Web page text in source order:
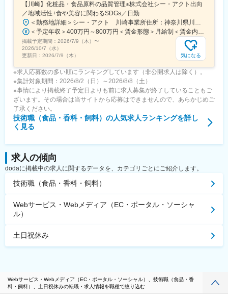
【川崎】化粧品・食品原料の品質管理※株式会社シー・アクト出向
／地域活性+食や美容に関わるSDGs／日勤
＜勤務地詳細＞シー・アクト 川崎事業所住所：神奈川県川崎市川崎区殿町２丁目17-8 川崎事業所勤務地最寄駅：太子線／小島新田駅受動喫煙対策：敷地内喫煙可能場所あり変更の範囲：会社の定める事業所
＜予定年収＞400万円～800万円＜賃金形態＞月給制＜賃金内訳＞月額（基本給）：240,000円～485,000円＜月給＞240,000円～485,000円＜昇給有無＞有＜残業手当＞有＜給与補足＞【賞与】年2回（3月 / 9月）【昇給】年1回（1月）※年齢・経験を考慮の上、決定いたします。賃金はあくまでも目安の金額であり、選考を通じて上下する可能性があります。月給(月額)は固定手当を含めた表記です。
掲載予定期間： 2026/7/9（木） 〜
2026/10/7（水）
更新日： 2026/7/9（木） 気になる
※求人応募数の多い順にランキングしています（非公開求人は除く）。
※集計対象期間：2026/8/2（日）～2026/8/8（土）
※事情により掲載終了予定日よりも前に求人募集が終了していることもご
ざいます。その場合は当サイトから応募はできませんので、あらかじめご
了承ください。
技術職（食品・香料・飼料） の人気求人ランキングを詳し
く見る
求人の傾向
dodaに掲載中の求人に関するデータを、カテゴリごとにご紹介します。
技術職（食品・香料・飼料）
Webサービス・Webメディア（EC・ポータル・ソーシャ
ル）
土日祝休み
Webサービス・Webメディア（EC・ポータル・ソーシャル）、技術職（食品・香
料・飼料）、土日祝休みの転職・求人情報を職種で絞り込む